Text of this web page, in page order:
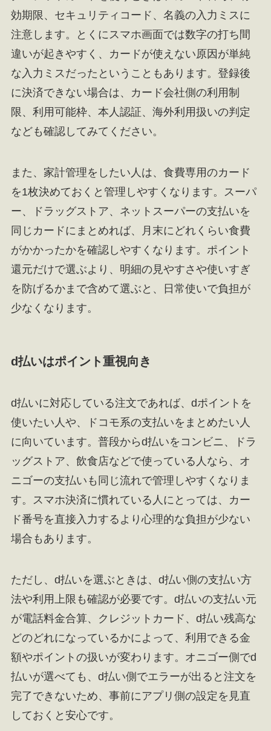
効期限、セキュリティコード、名義の入力ミスに
注意します。とくにスマホ画面では数字の打ち間
違いが起きやすく、カードが使えない原因が単純
な入力ミスだったということもあります。登録後
に決済できない場合は、カード会社側の利用制
限、利用可能枠、本人認証、海外利用扱いの判定
なども確認してみてください。
また、家計管理をしたい人は、食費専用のカード
を1枚決めておくと管理しやすくなります。スーパ
ー、ドラッグストア、ネットスーパーの支払いを
同じカードにまとめれば、月末にどれくらい食費
がかかったかを確認しやすくなります。ポイント
還元だけで選ぶより、明細の見やすさや使いすぎ
を防げるかまで含めて選ぶと、日常使いで負担が
少なくなります。
d払いはポイント重視向き
d払いに対応している注文であれば、dポイントを
使いたい人や、ドコモ系の支払いをまとめたい人
に向いています。普段からd払いをコンビニ、ドラ
ッグストア、飲食店などで使っている人なら、オ
ニゴーの支払いも同じ流れで管理しやすくなりま
す。スマホ決済に慣れている人にとっては、カー
ド番号を直接入力するより心理的な負担が少ない
場合もあります。
ただし、d払いを選ぶときは、d払い側の支払い方
法や利用上限も確認が必要です。d払いの支払い元
が電話料金合算、クレジットカード、d払い残高な
どのどれになっているかによって、利用できる金
額やポイントの扱いが変わります。オニゴー側でd
払いが選べても、d払い側でエラーが出ると注文を
完了できないため、事前にアプリ側の設定を見直
しておくと安心です。